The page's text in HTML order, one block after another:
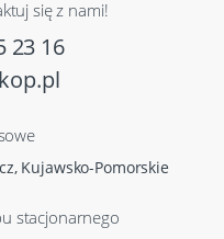
się z nami!
23 16
Kujawsko-Pomorskie
stacjonarnego